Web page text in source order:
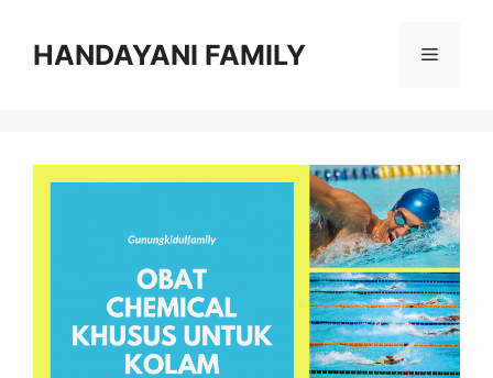
HANDAYANI FAMILY Menu